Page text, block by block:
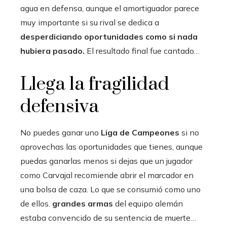
agua en defensa, aunque el amortiguador parece
muy importante si su rival se dedica a
desperdiciando oportunidades como si nada
hubiera pasado. El resultado final fue cantado…
Llega la fragilidad
defensiva
No puedes ganar uno Liga de Campeones si no
aprovechas las oportunidades que tienes, aunque
puedas ganarlas menos si dejas que un jugador
como Carvajal recomiende abrir el marcador en
una bolsa de caza. Lo que se consumió como uno
de ellos. grandes armas del equipo alemán
estaba convencido de su sentencia de muerte…